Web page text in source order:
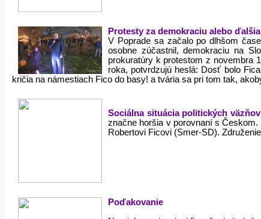
Protesty za demokraciu alebo
V Poprade sa začalo po dlhšom
osobne zúčastnil, demokraciu na
prokuratúry k protestom z novembra
roka, potvrdzujú heslá: Dosť bolo
kričia na námestiach Fico do basy! a tvária sa pri tom tak,
Sociálna situácia politických
značne horšia v porovnaní s
Robertovi Ficovi (Smer-SD).
Poďakovanie